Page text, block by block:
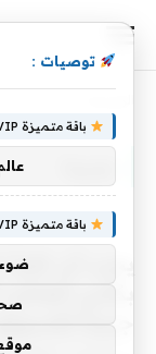
يجب أن
بكأس
جديدًا
توصيات :
باقة متميزة VIP (كود: AA86842):
باقة متميزة VIP (كود: AA35872):
ضوء